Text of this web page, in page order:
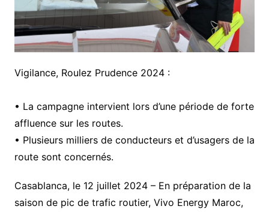
Vigilance, Roulez Prudence 2024 :
• La campagne intervient lors d’une période de forte
affluence sur les routes.
• Plusieurs milliers de conducteurs et d’usagers de la
route sont concernés.
Casablanca, le 12 juillet 2024 – En préparation de la
saison de pic de trafic routier, Vivo Energy Maroc,